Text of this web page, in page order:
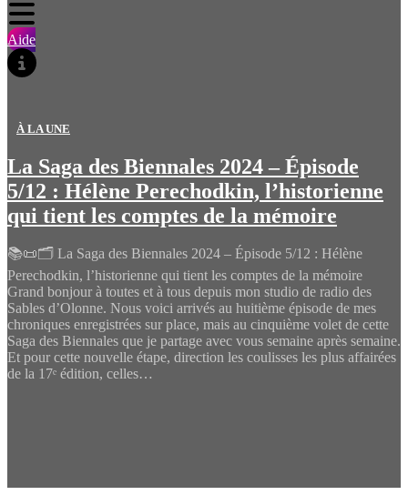
Aide
À LA UNE
La Saga des Biennales 2024 – Épisode
5/12 : Hélène Perechodkin, l’historienne
qui tient les comptes de la mémoire
📚📜🗂️ La Saga des Biennales 2024 – Épisode 5/12 : Hélène
Perechodkin, l’historienne qui tient les comptes de la mémoire
Grand bonjour à toutes et à tous depuis mon studio de radio des
Sables d’Olonne. Nous voici arrivés au huitième épisode de mes
chroniques enregistrées sur place, mais au cinquième volet de cette
Saga des Biennales que je partage avec vous semaine après semaine.
Et pour cette nouvelle étape, direction les coulisses les plus affairées
de la 17ᵉ édition, celles…